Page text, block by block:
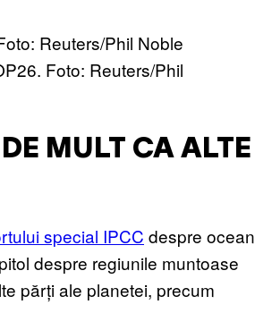
Foto: Reuters/Phil
MULT CA ALTE
special IPCC despre ocean
despre regiunile muntoase
părți ale planetei, precum